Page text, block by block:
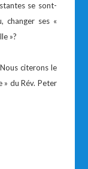
se sont-
changer ses «
»?
citerons le
» du Rév. Peter